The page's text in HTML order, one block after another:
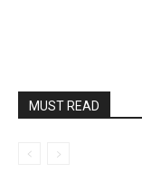
MUST READ